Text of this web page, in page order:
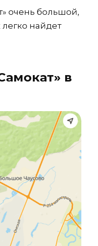
очень большой,
найдет
в